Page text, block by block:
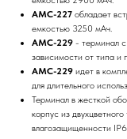
AMC-227 обладает
емкостью 3250 мАч.
AMC-229 - терминал с
зависимости от типа и
AMC-229 идет в
для длительного
Терминал в жесткой
корпус из
влагозащищенности